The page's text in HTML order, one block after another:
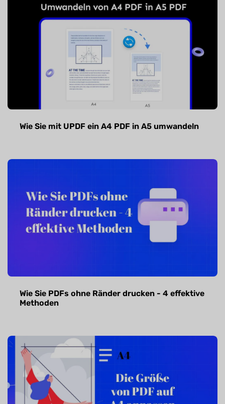
Wie Sie mit UPDF ein A4 PDF in A5 umwandeln
Wie Sie PDFs ohne Ränder drucken - 4 effektive
Methoden